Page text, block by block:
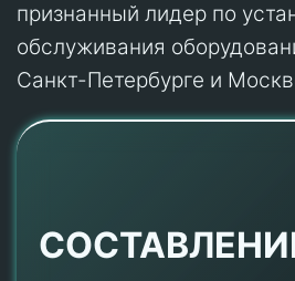
признанный лидер по
обслуживания
Санкт-Петербурге и